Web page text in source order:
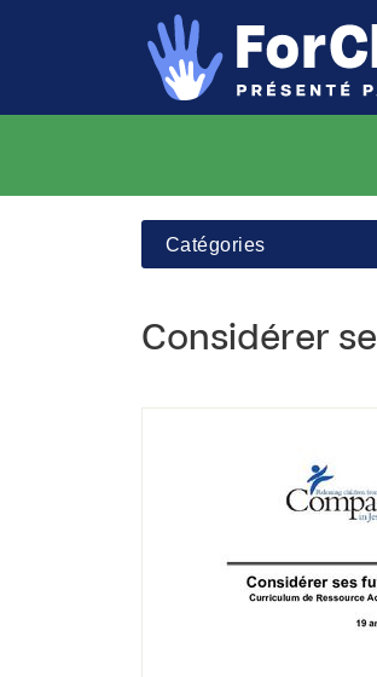
Catégories
Considérer